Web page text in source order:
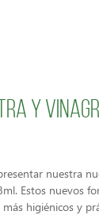
y
nuestra
Estos nuevos
higiénicos y